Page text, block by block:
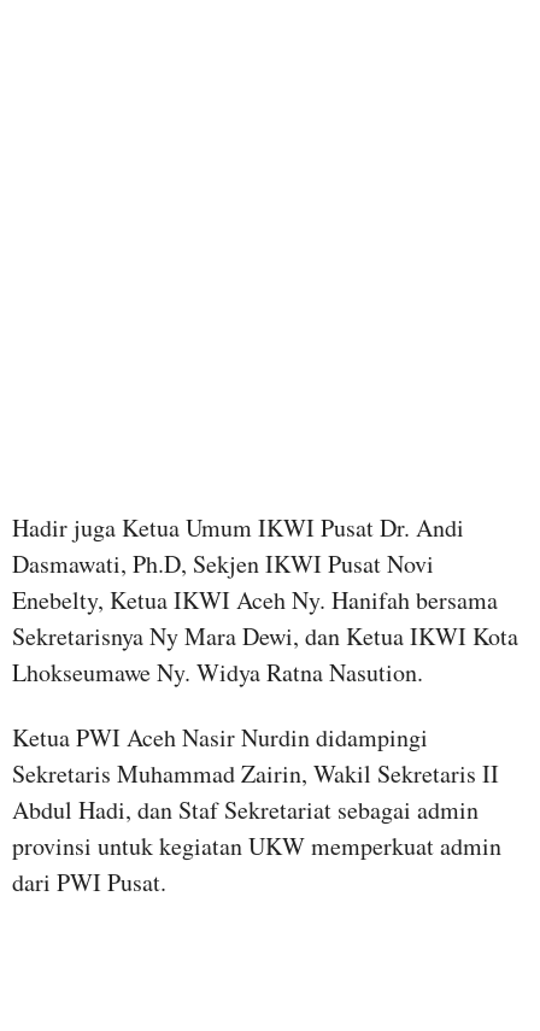
Hadir juga Ketua Umum IKWI Pusat Dr. Andi
Dasmawati, Ph.D, Sekjen IKWI Pusat Novi
Enebelty, Ketua IKWI Aceh Ny. Hanifah bersama
Sekretarisnya Ny Mara Dewi, dan Ketua IKWI Kota
Lhokseumawe Ny. Widya Ratna Nasution.
Ketua PWI Aceh Nasir Nurdin didampingi
Sekretaris Muhammad Zairin, Wakil Sekretaris II
Abdul Hadi, dan Staf Sekretariat sebagai admin
provinsi untuk kegiatan UKW memperkuat admin
dari PWI Pusat.